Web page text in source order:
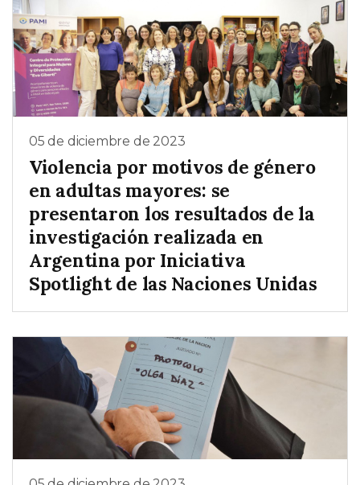
05 de diciembre de 2023
Violencia por motivos de género
en adultas mayores: se
presentaron los resultados de la
investigación realizada en
Argentina por Iniciativa
Spotlight de las Naciones Unidas